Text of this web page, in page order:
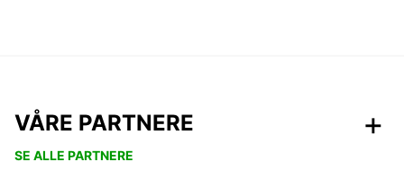
VÅRE PARTNERE
SE ALLE PARTNERE